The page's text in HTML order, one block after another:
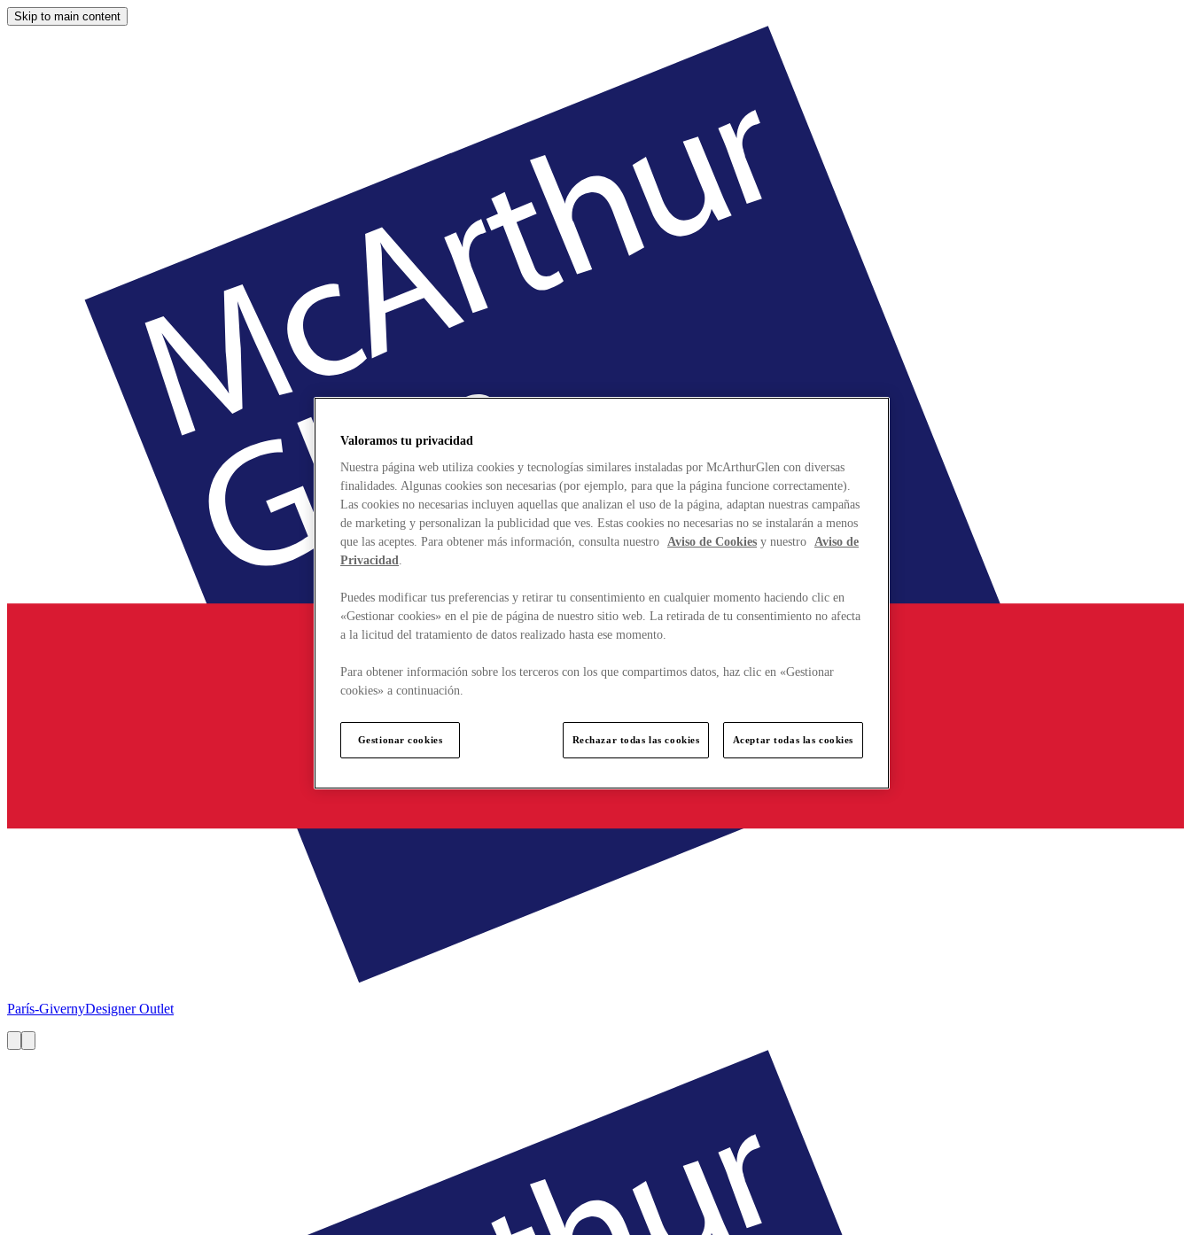
Skip to main content
París-GivernyDesigner Outlet
Valoramos tu privacidad
Nuestra página web utiliza cookies y tecnologías similares instaladas por McArthurGlen con diversas
finalidades. Algunas cookies son necesarias (por ejemplo, para que la página funcione correctamente).
Las cookies no necesarias incluyen aquellas que analizan el uso de la página, adaptan nuestras campañas
de marketing y personalizan la publicidad que ves. Estas cookies no necesarias no se instalarán a menos
que las aceptes. Para obtener más información, consulta nuestro Aviso de Cookies y nuestro Aviso de
Privacidad.
Puedes modificar tus preferencias y retirar tu consentimiento en cualquier momento haciendo clic en
«Gestionar cookies» en el pie de página de nuestro sitio web. La retirada de tu consentimiento no afecta
a la licitud del tratamiento de datos realizado hasta ese momento.
Para obtener información sobre los terceros con los que compartimos datos, haz clic en «Gestionar
cookies» a continuación.
Gestionar cookies Rechazar todas las cookies Aceptar todas las cookies